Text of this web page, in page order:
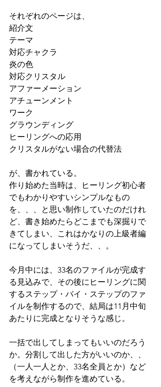
それぞれのページは、
紹介文
テーマ
対応チャクラ
炎の色
対応クリスタル
アファーメーション
アチューンメント
ワーク
グラウンディング
ヒーリングへの応用
クリスタルがない場合の代替法
が、書かれている。
作り始めた当時は、ヒーリング初心者
でもわかりやすいシンプルなもの
を、、、と思い制作していたのだけれ
ど、書き始めたらどこまでも深掘りで
きてしまい、これはかなりの上級者編
になってしまいそうだ、、。
今月中には、33名のファイルが完成す
る見込みで、その後にヒーリングに関
するステップ・バイ・ステップのファ
イルを制作するので、結局は11月中旬
あたりに完成となりそうな感じ。
一括で出してしまってもいいのだろう
か。分割して出した方がいいのか、、
（一人一人とか、33名全員とか）など
を考えながら制作を進めている。